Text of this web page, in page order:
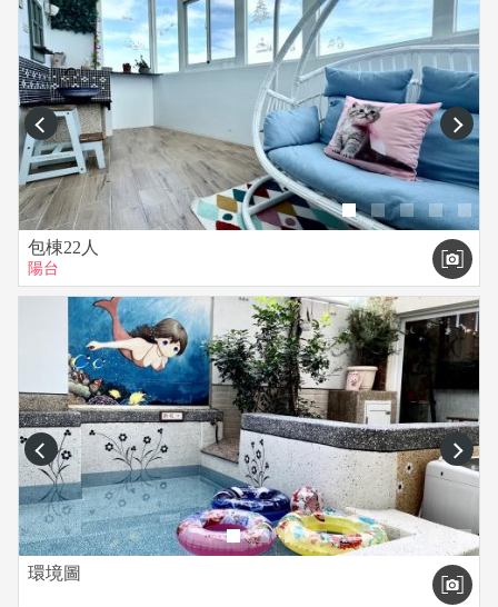
prev next
包棟22人
陽台
prev next
環境圖